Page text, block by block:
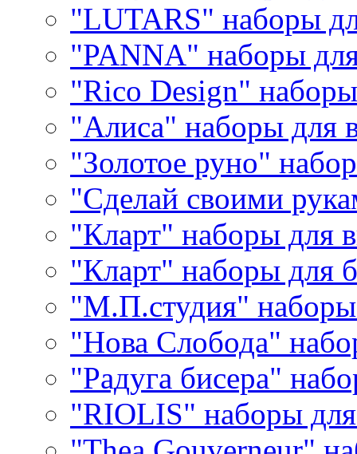
"LUTARS" наборы
"PANNA" наборы
"Rico Design"
"Алиса" наборы для
"Золотое руно"
"Сделай своими
"Кларт" наборы для
"Кларт" наборы для
"М.П.студия"
"Нова Слобода"
"Радуга бисера"
"RIOLIS" наборы